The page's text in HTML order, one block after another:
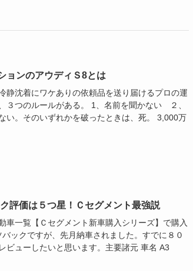
ョンのアウディＳ8とは
静沈着にワケありの依頼品を送り届けるプロの運
３つのルールがある。 1、名前を聞かない ２、
。そのいずれかを破ったときは、死。 3,000万
評価は５つ星！Ｃセグメント最強説
車一覧【Ｃセグメント新車購入シリーズ】で購入
ックですが、先月納車されました。すでに８０
ビューしたいと思います。主要諸元 車名 A3